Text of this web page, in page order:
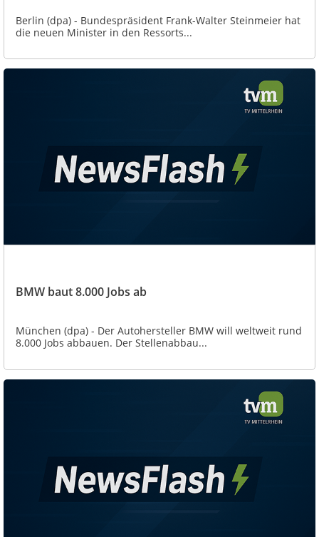
Berlin (dpa) - Bundespräsident Frank-Walter Steinmeier hat
die neuen Minister in den Ressorts...
BMW baut 8.000 Jobs ab
München (dpa) - Der Autohersteller BMW will weltweit rund
8.000 Jobs abbauen. Der Stellenabbau...